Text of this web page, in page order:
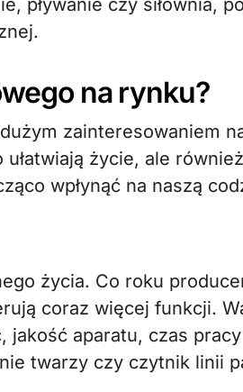
pływanie czy siłownia,
na rynku?
zainteresowaniem
życie, ale również
wpłynąć na naszą
życia. Co roku
coraz więcej funkcji.
jakość aparatu, czas
twarzy czy czytnik linii